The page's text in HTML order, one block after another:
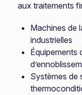
aux traitements
Machines de
industrielles
Équipements
Systèmes de